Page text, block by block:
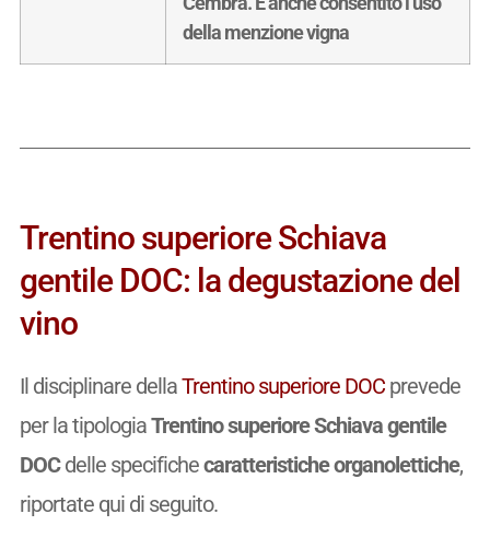
della menzione vigna
Trentino superiore Schiava
gentile DOC: la degustazione del
vino
Il disciplinare dellaTrentino superiore DOCprevede
per la tipologiaTrentino superiore Schiava gentile
DOCdelle specifichecaratteristiche organolettiche,
riportate qui di seguito.